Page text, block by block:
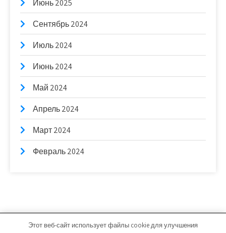
Июнь 2025
Сентябрь 2024
Июль 2024
Июнь 2024
Май 2024
Апрель 2024
Март 2024
Февраль 2024
Этот веб-сайт использует файлы cookie для улучшения